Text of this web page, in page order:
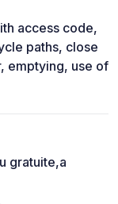
access code,
paths, close
emptying, use of
gratuite,a